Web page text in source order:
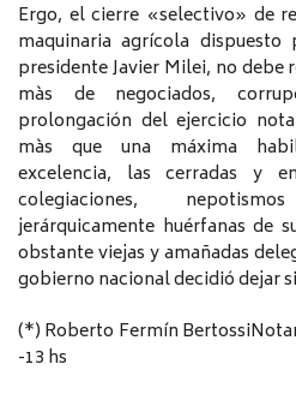
Ergo, el cierre «selectivo» de
maquinaria agrícola
presidente Javier Milei, no
màs de negociados,
prolongación del ejercicio
màs que una máxima
excelencia, las cerradas y
colegiaciones,
jerárquicamente huérfanas de
obstante viejas y amañadas
gobierno nacional decidió dejar
(*) Roberto Fermín
-13 hs